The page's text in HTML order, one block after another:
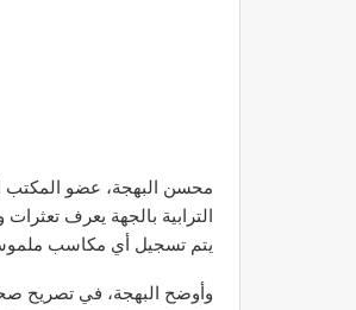
محسن البهجة، عضو المكتب
الترابية بالجهة يعرف
يتم تسجيل أي مكاسب
وأوضح البهجة، في تصريح